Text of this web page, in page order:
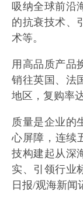
吸纳全球前沿
的抗衰技术、
术等。
用高品质产品
销往英国、法
地区，复购率达
质量是企业的
心屏障，连续
技构建起从深
实、引领行业
日报/观海新闻